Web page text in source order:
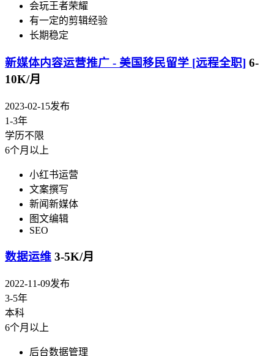
会玩王者荣耀
有一定的剪辑经验
长期稳定
新媒体内容运营推广 - 美国移民留学 [远程全职] 6-
10K/月
2023-02-15发布
1-3年
学历不限
6个月以上
小红书运营
文案撰写
新闻新媒体
图文编辑
SEO
数据运维 3-5K/月
2022-11-09发布
3-5年
本科
6个月以上
后台数据管理